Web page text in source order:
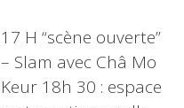
17 H “scène ouverte”
– Slam avec Châ Mo
Keur 18h 30 : espace